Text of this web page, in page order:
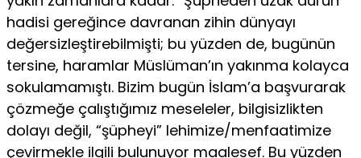
hadisi gereğince davranan zihin dünyayı
değersizleştirebilmişti; bu yüzden de, bugünün
tersine, haramlar Müslüman’ın yakınma kolayca
sokulamamıştı. Bizim bu­gün İslam’a başvurarak
çözmeğe çalıştığımız meseleler, bilgisizlikten
dolayı değil, “şüpheyi” lehimize/menfaatimize
çevirmekle ilgili bulu­nuyor maalesef. Bu yüzden